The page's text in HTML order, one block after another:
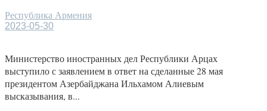
Республика Армения
2023-05-30
Министерство иностранных дел Республики Арцах
выступило с заявлением в ответ на сделанные 28 мая
президентом Азербайджана Ильхамом Алиевым
высказывания, в...